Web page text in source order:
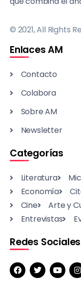
© 2021, All Rights
Enlaces AM
Contacto
Colabora
Sobre AM
Newsletter
Categorías
Literatura
Economía
Cine
Arte y
Entrevistas
Redes Sociales